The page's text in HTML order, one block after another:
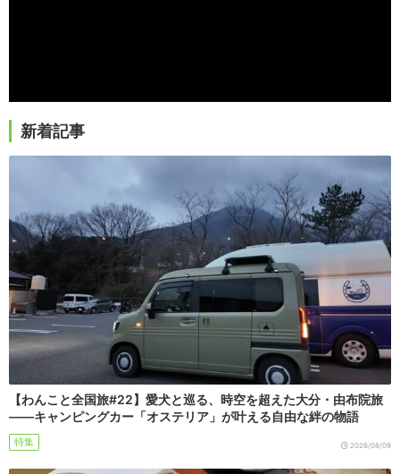
新着記事
【わんこと全国旅#22】愛犬と巡る、時空を超えた大分・由布院旅
――キャンピングカー「オステリア」が叶える自由な絆の物語
特集 2026/08/09